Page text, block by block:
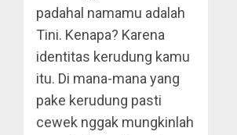
padahal namamu adalah
Tini. Kenapa? Karena
identitas kerudung kamu
itu. Di mana-mana yang
pake kerudung pasti
cewek nggak mungkinlah